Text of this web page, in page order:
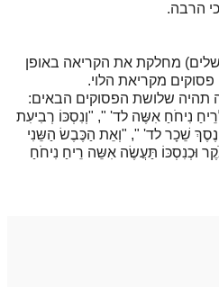
הרבה.
מחלקת את הקריאה באופן
מקריאת הלוי.
תהיה שלושת הפסוקים הבאים:
נִיחֹחַ אִשֶּה לד' ", "וְנִסְכּוֹ רְבִיעִת
שֵׁכָר לד' ", "וְאֵת הַכֶּבֶשׂ הַשֵּנִי
וּכְנִסְכּוֹ תַּעֲשֶׂה אִשֵּה רֵיחַ נִיחֹחַ